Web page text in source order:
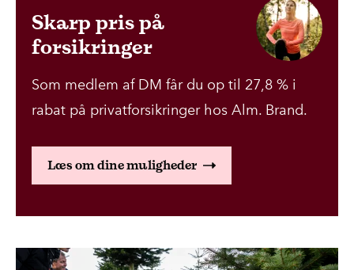
Skarp pris på
forsikringer
Som medlem af DM får du op til 27,8 % i
rabat på privatforsikringer hos Alm. Brand.
Læs om dine muligheder